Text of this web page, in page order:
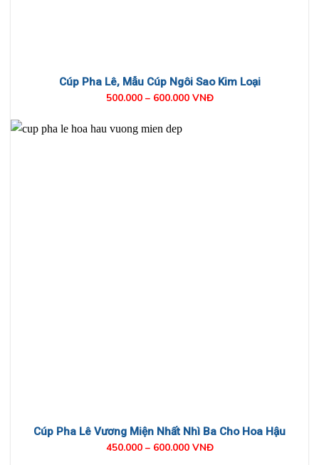
Cúp Pha Lê, Mẫu Cúp Ngôi Sao Kim Loại
500.000 – 600.000 VNĐ
Cúp Pha Lê Vương Miện Nhất Nhì Ba Cho Hoa Hậu
450.000 – 600.000 VNĐ